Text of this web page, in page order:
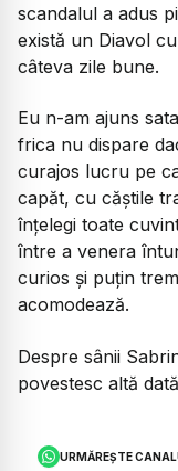
scandalul a adus
există un Diavol
câteva zile bune.
Eu n-am ajuns
frica nu dispare
curajos lucru pe
capăt, cu căștile
înțelegi toate
între a venera
curios și puțin
acomodează.
Despre sânii
povestesc altă
URMĂREȘTE